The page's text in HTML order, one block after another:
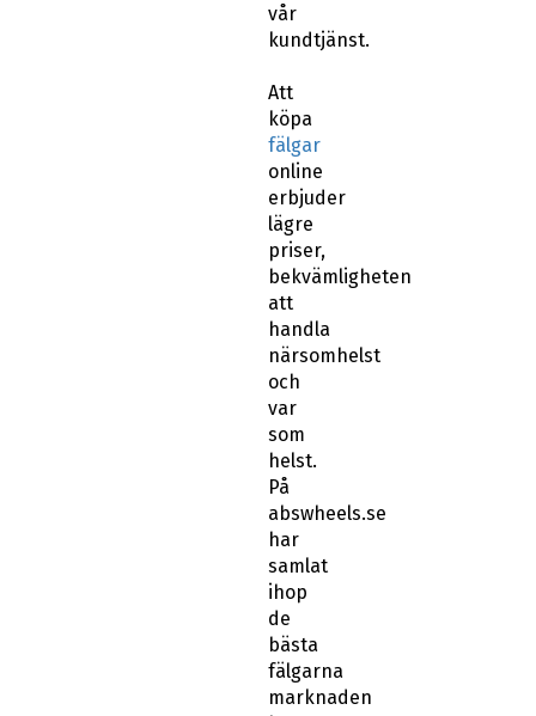
vår
kundtjänst.
Att
köpa
fälgar
online
erbjuder
lägre
priser,
bekvämligheten
att
handla
närsomhelst
och
var
som
helst.
På
abswheels.se
har
samlat
ihop
de
bästa
fälgarna
marknaden